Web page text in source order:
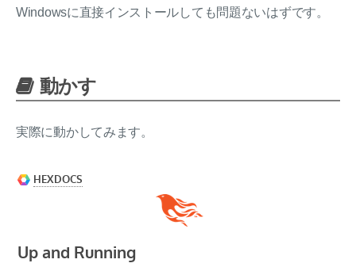
Windowsに直接インストールしても問題ないはずです。
動かす
実際に動かしてみます。